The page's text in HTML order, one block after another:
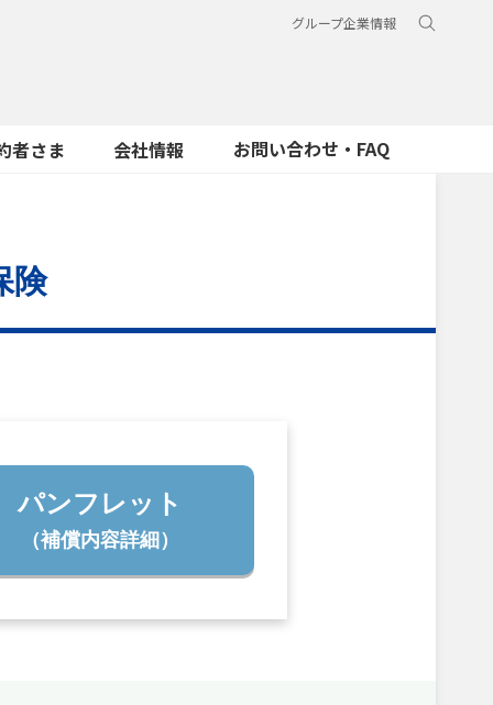
グループ企業情報
者さま 会社情報 お問い合わせ・FAQ
険
パンフレット
（補償内容詳細）